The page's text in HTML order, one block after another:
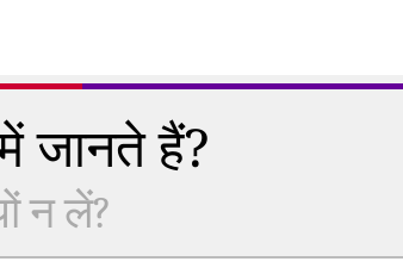
जानते हैं?
न लें?